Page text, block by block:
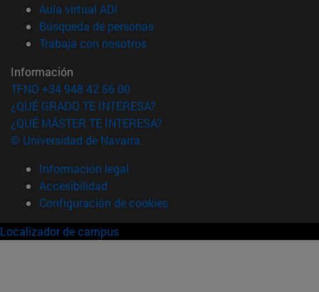
Aula virtual ADI
Búsqueda de personas(abre en nueva ventana)
Trabaja con nosotros(abre en nueva ventana)
Información
TFNO +34 948 42 56 00
¿QUÉ GRADO TE INTERESA?
¿QUÉ MÁSTER TE INTERESA?
© Universidad de Navarra
Información legal
Accesibilidad
Configuración de cookies
Localizador de campus